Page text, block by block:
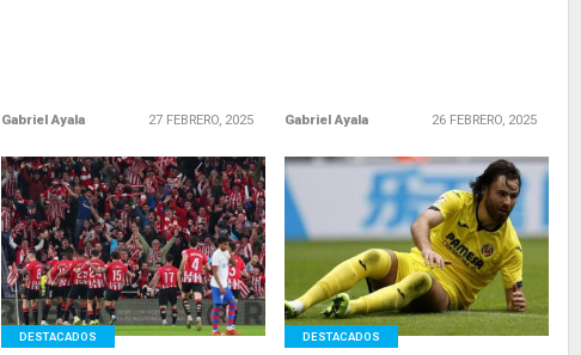
Gabriel Ayala 27 FEBRERO, 2025 Gabriel Ayala 26 FEBRERO, 2025
LEER MÁS
DESTACADOS
LEER MÁS
DESTACADOS
Ministerio Secretaría General de Gobierno